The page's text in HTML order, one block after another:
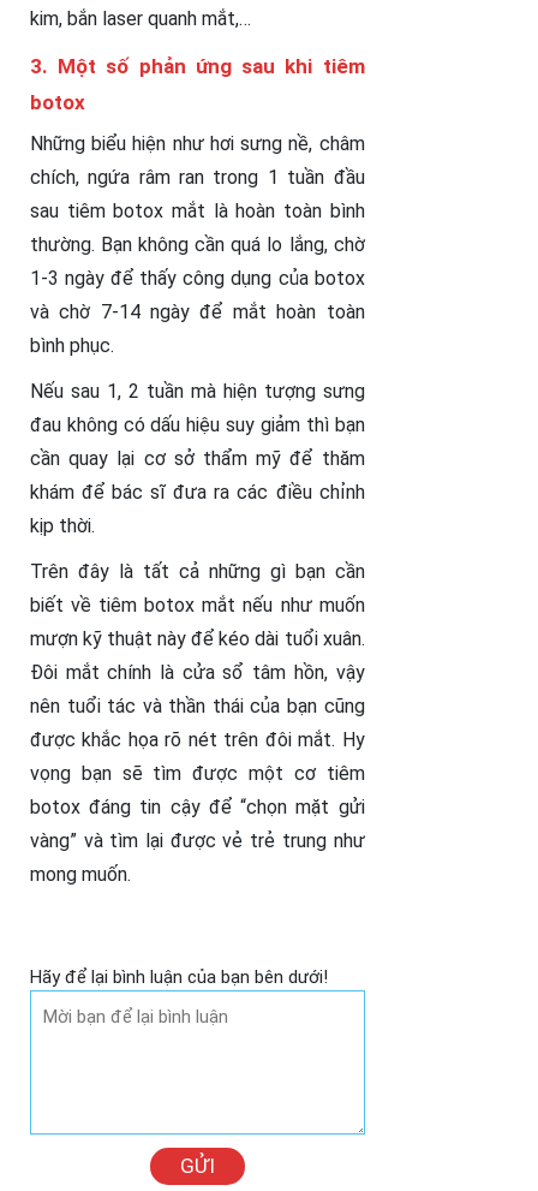
kim, bắn laser quanh mắt,…
3. Một số phản ứng sau khi tiêm
botox
Những biểu hiện như hơi sưng nề, châm
chích, ngứa râm ran trong 1 tuần đầu
sau tiêm botox mắt là hoàn toàn bình
thường. Bạn không cần quá lo lắng, chờ
1-3 ngày để thấy công dụng của botox
và chờ 7-14 ngày để mắt hoàn toàn
bình phục.
Nếu sau 1, 2 tuần mà hiện tượng sưng
đau không có dấu hiệu suy giảm thì bạn
cần quay lại cơ sở thẩm mỹ để thăm
khám để bác sĩ đưa ra các điều chỉnh
kịp thời.
Trên đây là tất cả những gì bạn cần
biết về tiêm botox mắt nếu như muốn
mượn kỹ thuật này để kéo dài tuổi xuân.
Đôi mắt chính là cửa sổ tâm hồn, vậy
nên tuổi tác và thần thái của bạn cũng
được khắc họa rõ nét trên đôi mắt. Hy
vọng bạn sẽ tìm được một cơ tiêm
botox đáng tin cậy để “chọn mặt gửi
vàng” và tìm lại được vẻ trẻ trung như
mong muốn.
Hãy để lại bình luận của bạn bên dưới!
GỬI